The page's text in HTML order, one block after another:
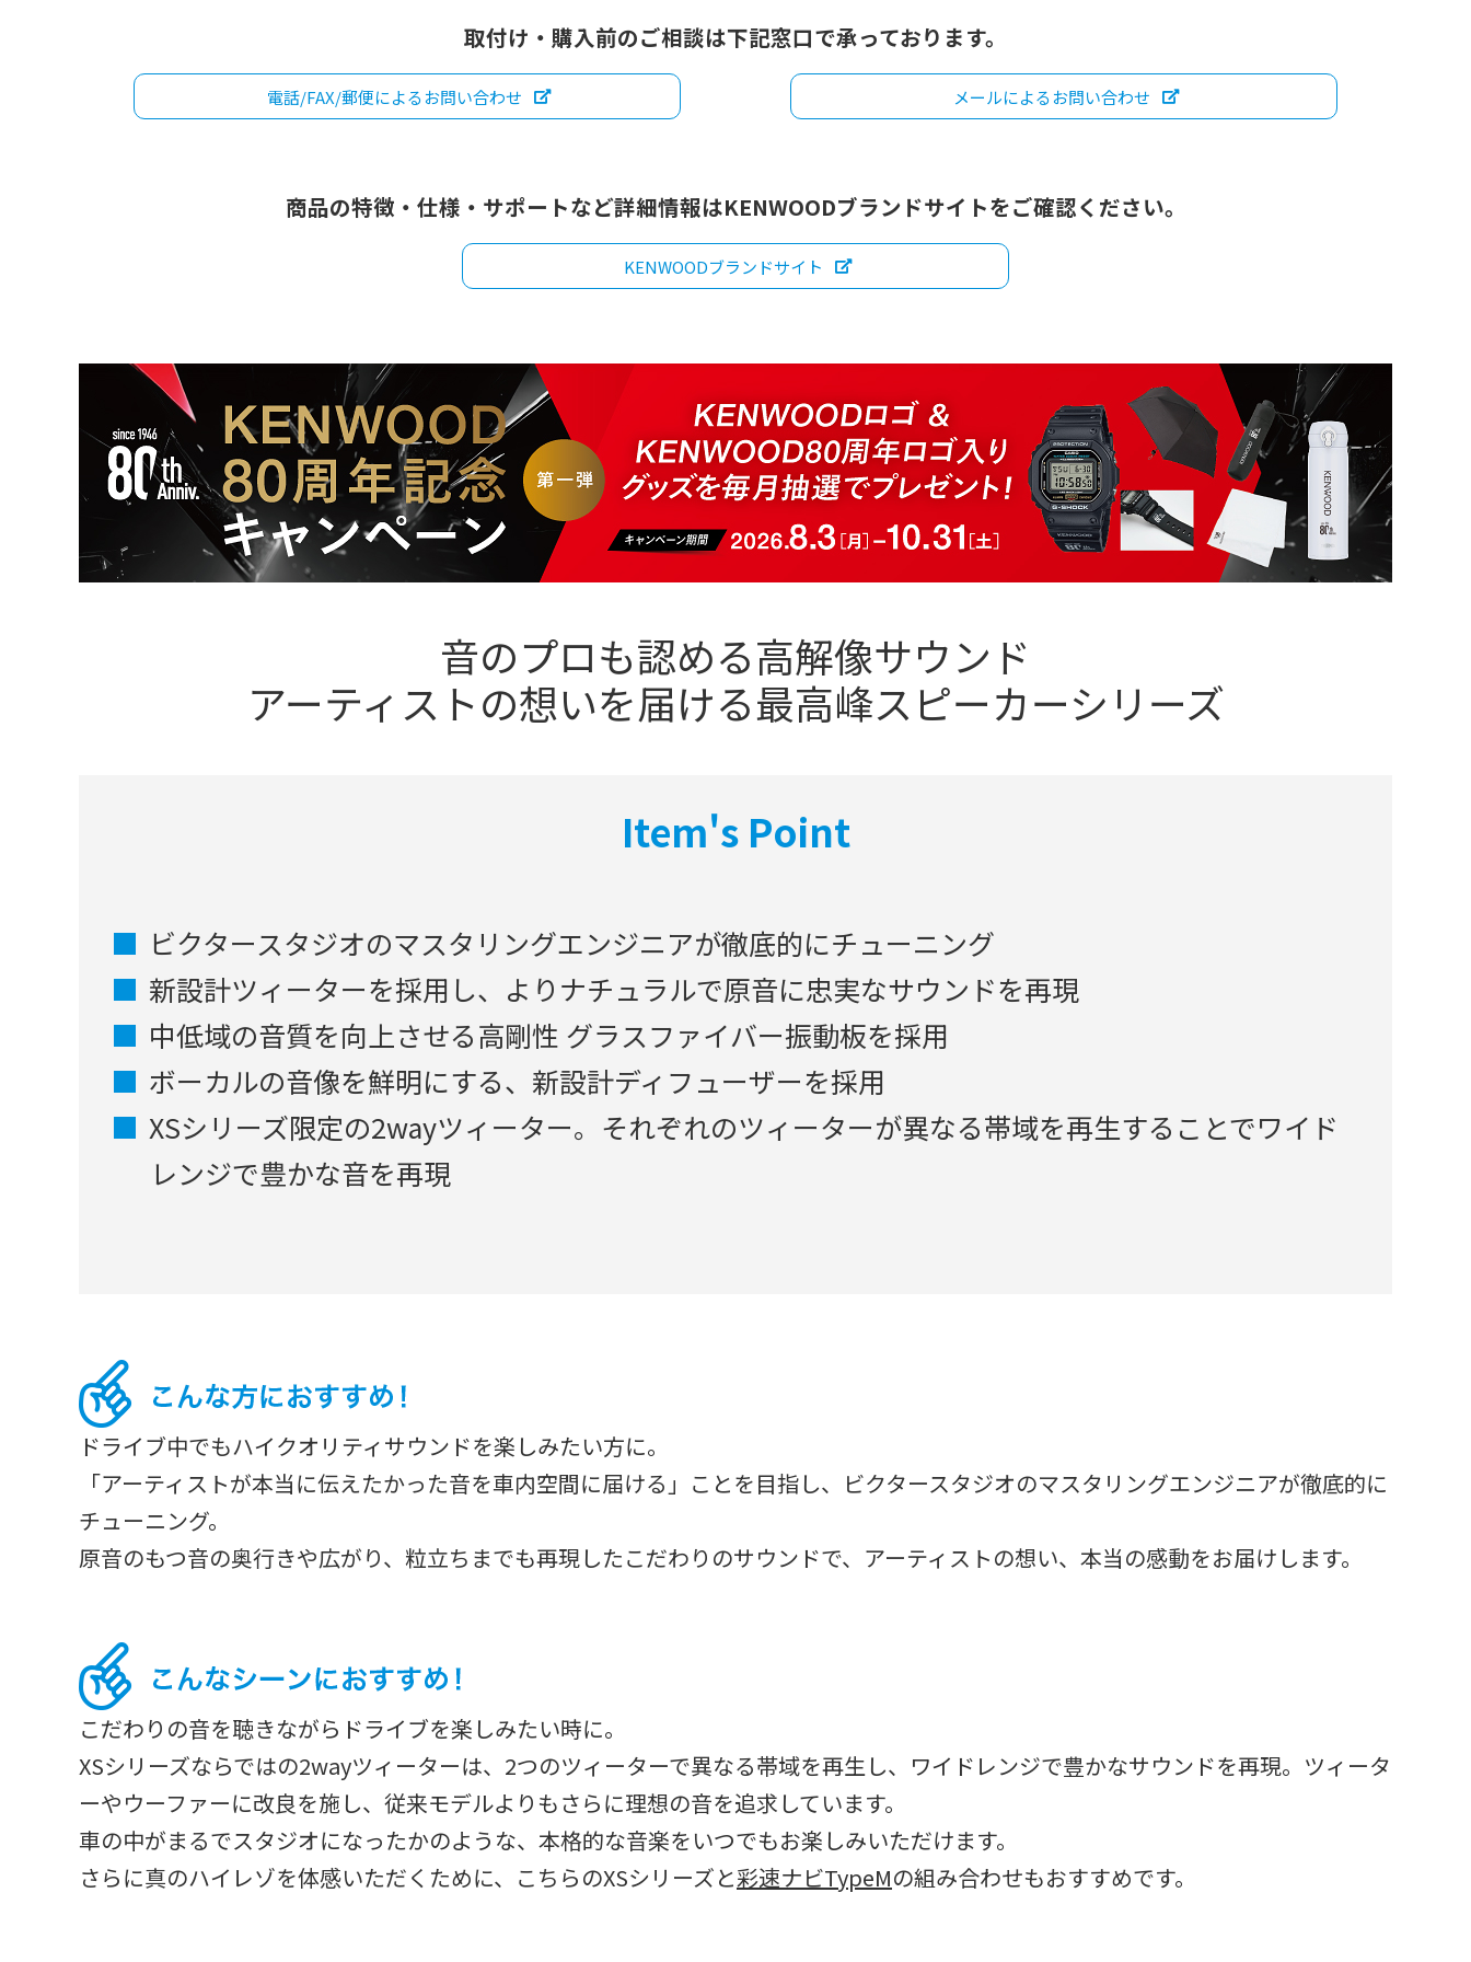
取付け・購入前のご相談は下記窓口で承っております。
電話/FAX/郵便によるお問い合わせ メールによるお問い合わせ
商品の特徴・仕様・サポートなど詳細情報はKENWOODブランドサイトをご確認ください。
KENWOODブランドサイト
音のプロも認める高解像サウンド
アーティストの想いを届ける最高峰スピーカーシリーズ
Item's Point
ビクタースタジオのマスタリングエンジニアが徹底的にチューニング
新設計ツィーターを採用し、よりナチュラルで原音に忠実なサウンドを再現
中低域の音質を向上させる高剛性 グラスファイバー振動板を採用
ボーカルの音像を鮮明にする、新設計ディフューザーを採用
XSシリーズ限定の2wayツィーター。それぞれのツィーターが異なる帯域を再生することでワイド
レンジで豊かな音を再現
ドライブ中でもハイクオリティサウンドを楽しみたい方に。
「アーティストが本当に伝えたかった音を車内空間に届ける」ことを目指し、ビクタースタジオのマスタリングエンジニアが徹底的に
チューニング。
原音のもつ音の奥行きや広がり、粒立ちまでも再現したこだわりのサウンドで、アーティストの想い、本当の感動をお届けします。
こだわりの音を聴きながらドライブを楽しみたい時に。
XSシリーズならではの2wayツィーターは、2つのツィーターで異なる帯域を再生し、ワイドレンジで豊かなサウンドを再現。ツィータ
ーやウーファーに改良を施し、従来モデルよりもさらに理想の音を追求しています。
車の中がまるでスタジオになったかのような、本格的な音楽をいつでもお楽しみいただけます。
さらに真のハイレゾを体感いただくために、こちらのXSシリーズと彩速ナビTypeMの組み合わせもおすすめです。